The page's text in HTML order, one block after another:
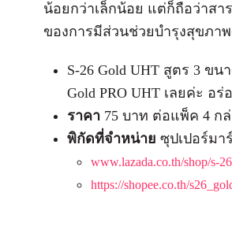
น้อยกว่าเล็กน้อย แต่ก็ถือว่าส
ของการมีส่วนช่วยบำรุงสุขภา
S-26 Gold UHT สูตร 3 ข
Gold PRO UHT เลยค่ะ อ
ราคา 75 บาท ต่อแพ็ค 4 ก
พิกัดที่จำหน่าย ซุปเปอร์มา
www.lazada.co.th/shop/s-
https://shopee.co.th/